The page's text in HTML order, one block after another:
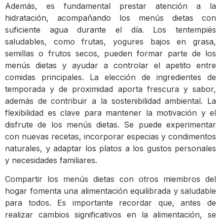
Además, es fundamental prestar atención a la
hidratación, acompañando los menús dietas con
suficiente agua durante el día. Los tentempiés
saludables, como frutas, yogures bajos en grasa,
semillas o frutos secos, pueden formar parte de los
menús dietas y ayudar a controlar el apetito entre
comidas principales. La elección de ingredientes de
temporada y de proximidad aporta frescura y sabor,
además de contribuir a la sostenibilidad ambiental. La
flexibilidad es clave para mantener la motivación y el
disfrute de los menús dietas. Se puede experimentar
con nuevas recetas, incorporar especias y condimentos
naturales, y adaptar los platos a los gustos personales
y necesidades familiares.
Compartir los menús dietas con otros miembros del
hogar fomenta una alimentación equilibrada y saludable
para todos. Es importante recordar que, antes de
realizar cambios significativos en la alimentación, se